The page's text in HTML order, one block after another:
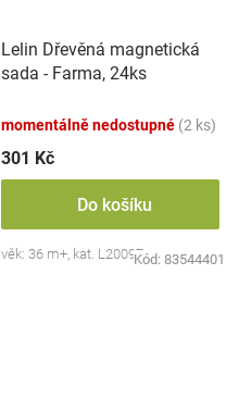
Lelin Dřevěná magnetická
sada - Farma, 24ks
momentálně nedostupné (2 ks)
301 Kč
Do košíku
věk: 36 m+, kat. L20097Kód: 83544401